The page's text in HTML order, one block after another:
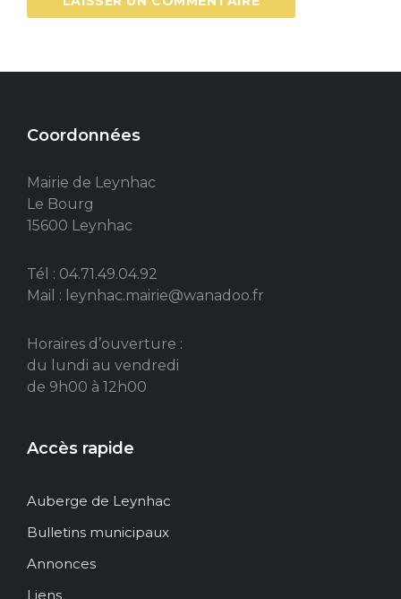
Coordonnées
Mairie de Leynhac
Le Bourg
15600 Leynhac
Tél : 04.71.49.04.92
Mail : leynhac.mairie@wanadoo.fr
Horaires d’ouverture :
du lundi au vendredi
de 9h00 à 12h00
Accès rapide
Auberge de Leynhac
Bulletins municipaux
Annonces
Liens